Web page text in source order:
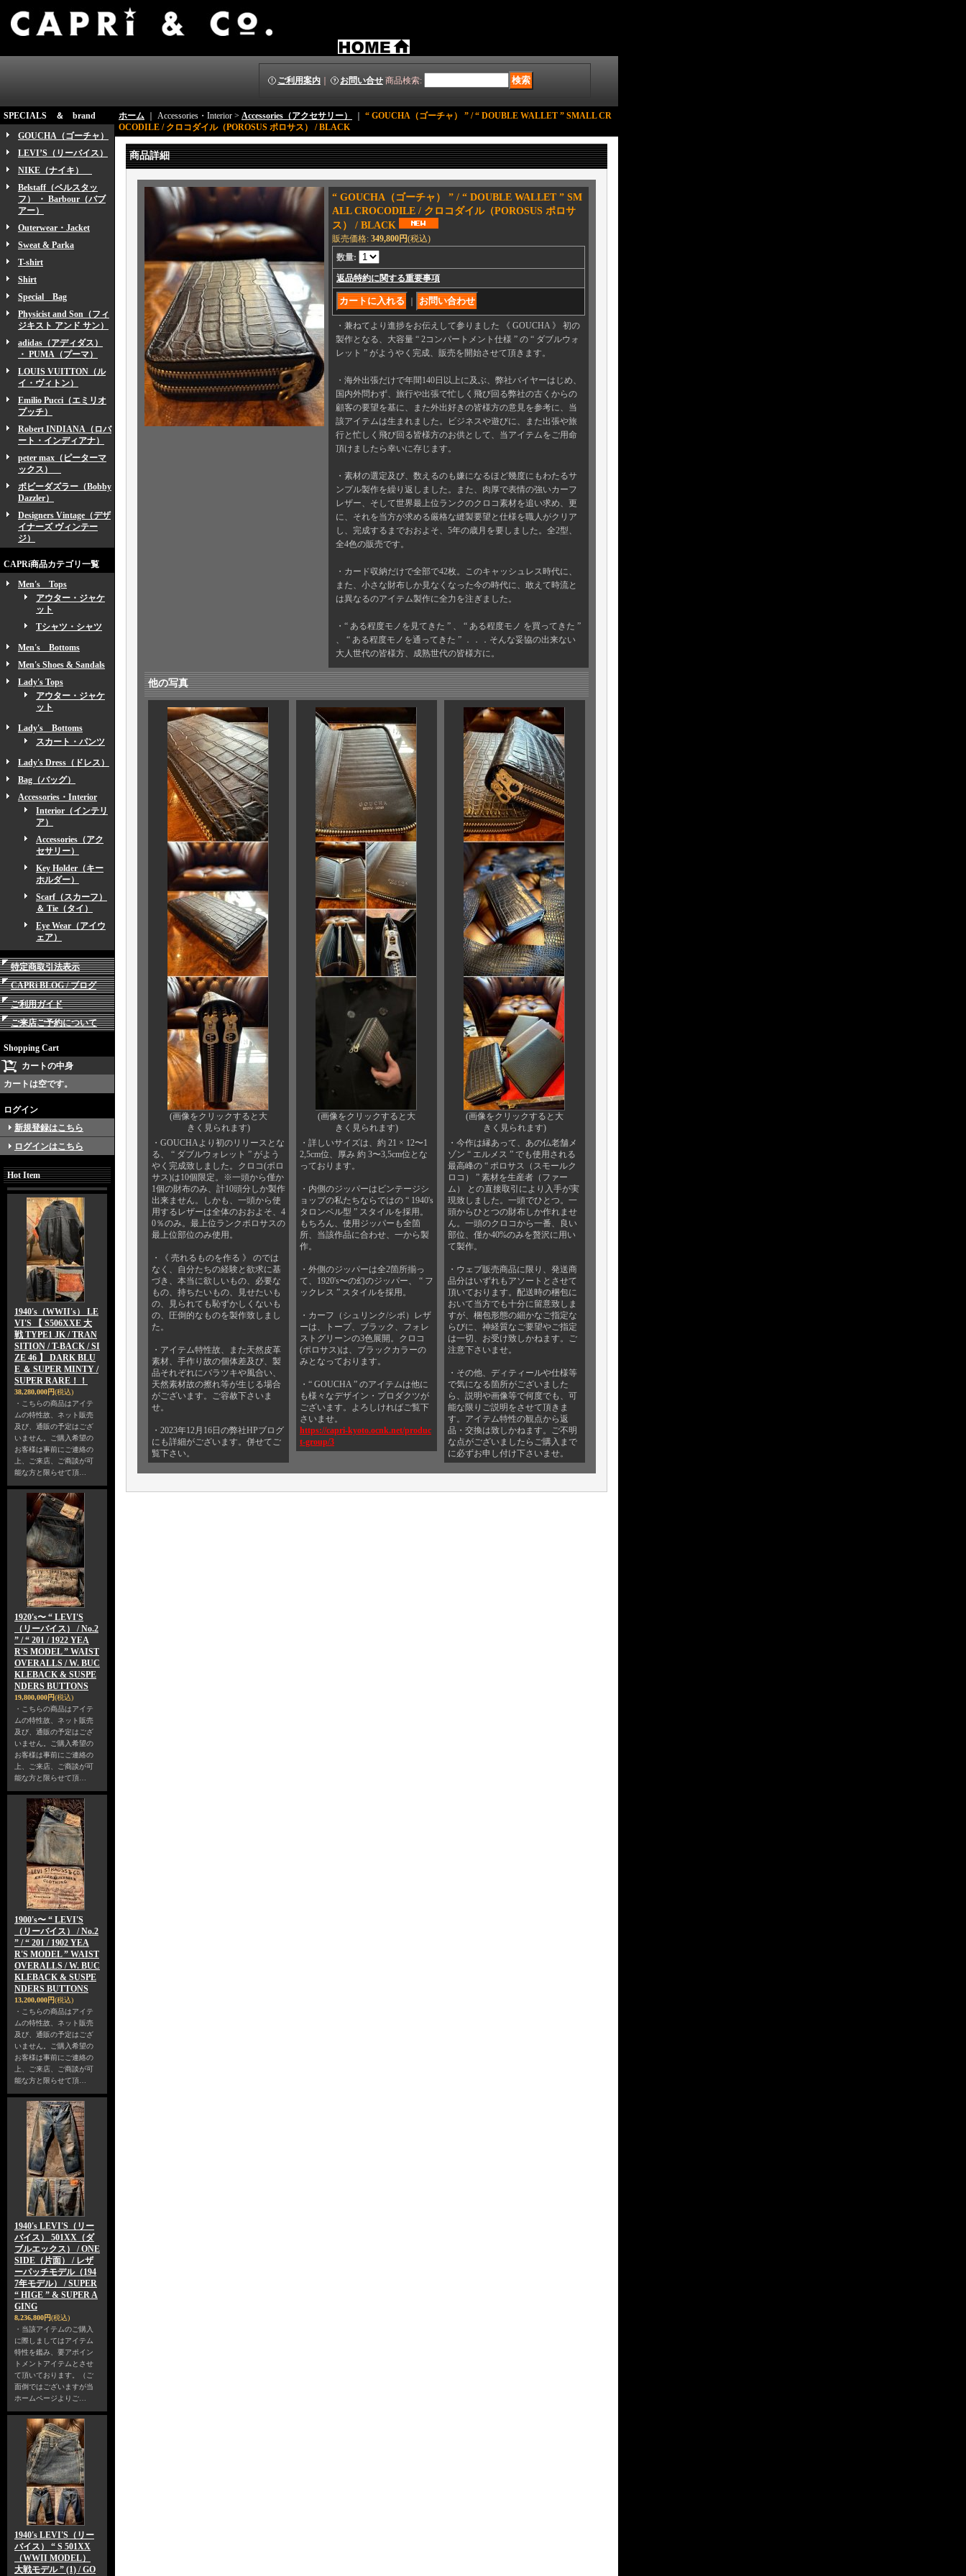
ご利用案内 お問い合せ 商品検索:
SPECIALS ＆ brand
GOUCHA（ゴーチャ）
LEVI’S（リーバイス）
NIKE（ナイキ）
Belstaff（ベルスタッ
フ） ・ Barbour（バブ
アー）
Outerwear・Jacket
Sweat & Parka
T-shirt
Shirt
Special Bag
Physicist and Son（フィ
ジキスト アンド サン）
adidas（アディダス）
・ PUMA（プーマ）
LOUIS VUITTON（ル
イ・ヴィトン）
Emilio Pucci（エミリオ
プッチ）
Robert INDIANA（ロバ
ート・インディアナ）
peter max（ピーターマ
ックス）
ボビーダズラー（Bobby
Dazzler）
Designers Vintage（デザ
イナーズ ヴィンテー
ジ）
CAPRi商品カテゴリ一覧
Men's Tops
アウター・ジャケ
ット
Tシャツ・シャツ
Men's Bottoms
Men's Shoes & Sandals
Lady's Tops
アウター・ジャケ
ット
Lady's Bottoms
スカート・パンツ
Lady's Dress（ドレス）
Bag（バッグ）
Accessories・Interior
Interior（インテリ
ア）
Accessories（アク
セサリー）
Key Holder（キー
ホルダー）
Scarf（スカーフ）
＆ Tie（タイ）
Eye Wear（アイウ
ェア）
特定商取引法表示
CAPRi BLOG / ブログ
ご利用ガイド
ご来店ご予約について
Shopping Cart
カートの中身
カートは空です。
ログイン
新規登録はこちら
ログインはこちら
Hot Item
1940's（WWII's） LE
VI'S 【 S506XXE 大
戦 TYPE1 JK / TRAN
SITION / T-BACK / SI
ZE 46 】 DARK BLU
E ＆ SUPER MINTY /
SUPER RARE！！
38,280,000円(税込)
・こちらの商品はアイテ
ムの特性故、ネット販売
及び、通販の予定はござ
いません。ご購入希望の
お客様は事前にご連絡の
上、ご来店、ご商談が可
能な方と限らせて頂…
1920's〜 “ LEVI'S
（リーバイス） / No.2
” / “ 201 / 1922 YEA
R'S MODEL ” WAIST
OVERALLS / W. BUC
KLEBACK & SUSPE
NDERS BUTTONS
19,800,000円(税込)
・こちらの商品はアイテ
ムの特性故、ネット販売
及び、通販の予定はござ
いません。ご購入希望の
お客様は事前にご連絡の
上、ご来店、ご商談が可
能な方と限らせて頂…
1900's〜 “ LEVI'S
（リーバイス） / No.2
” / “ 201 / 1902 YEA
R'S MODEL ” WAIST
OVERALLS / W. BUC
KLEBACK & SUSPE
NDERS BUTTONS
13,200,000円(税込)
・こちらの商品はアイテ
ムの特性故、ネット販売
及び、通販の予定はござ
いません。ご購入希望の
お客様は事前にご連絡の
上、ご来店、ご商談が可
能な方と限らせて頂…
1940's LEVI'S（リー
バイス） 501XX（ダ
ブルエックス） / ONE
SIDE（片面） / レザ
ーパッチモデル（194
7年モデル） / SUPER
“ HIGE ” & SUPER A
GING
8,236,800円(税込)
・当該アイテムのご購入
に際しましてはアイテム
特性を鑑み、要アポイン
トメントアイテムとさせ
て頂いております。（ご
面倒ではございますが当
ホームページよりご…
1940's LEVI'S（リー
バイス） “ S 501XX
（WWII MODEL）
大戦モデル ” (1) / GO
ホーム ｜ Accessories・Interior > Accessories（アクセサリー）
“ GOUCHA（ゴーチャ） ” / “ DOUBLE WALLET ” SMALL CR
OCODILE / クロコダイル（POROSUS ポロサス） / BLACK
商品詳細
“ GOUCHA（ゴーチャ） ” / “ DOUBLE WALLET ” SM
ALL CROCODILE / クロコダイル（POROSUS ポロサ
ス） / BLACK
販売価格: 349,800円(税込)
数量:
返品特約に関する重要事項
・兼ねてより進捗をお伝えして参りました 《 GOUCHA 》 初の
製作となる、大容量 “ 2コンパートメント仕様 ” の “ ダブルウォ
レット ” がようやく完成、販売を開始させて頂きます。
・海外出張だけで年間140日以上に及ぶ、弊社バイヤーはじめ、
国内外問わず、旅行や出張で忙しく飛び回る弊社の古くからの
顧客の要望を基に、また外出好きの皆様方の意見を参考に、当
該アイテムは生まれました。ビジネスや遊びに、また出張や旅
行と忙しく飛び回る皆様方のお供として、当アイテムをご用命
頂けましたら幸いに存じます。
・素材の選定及び、数えるのも嫌になるほど幾度にもわたるサ
ンプル製作を繰り返しました。また、肉厚で表情の強いカーフ
レザー、そして世界最上位ランクのクロコ素材を追い求め、更
に、それを当方が求める厳格な縫製要望と仕様を職人がクリア
し、完成するまでおおよそ、5年の歳月を要しました。全2型、
全4色の販売です。
・カード収納だけで全部で42枚。このキャッシュレス時代に、
また、小さな財布しか見なくなった今の時代に、敢えて時流と
は異なるのアイテム製作に全力を注ぎました。
・“ ある程度モノを見てきた ” 、 “ ある程度モノ を買ってきた ”
、 “ ある程度モノを通ってきた ” ．．．そんな妥協の出来ない
大人世代の皆様方、成熟世代の皆様方に。
他の写真
(画像をクリックすると大
きく見られます)
・GOUCHAより初のリリースとな
る、 “ ダブルウォレット ” がよう
やく完成致しました。クロコ(ポロ
サス)は10個限定。※一頭から僅か
1個の財布のみ、計10頭分しか製作
出来ません。しかも、一頭から使
用するレザーは全体のおおよそ、4
0％のみ。最上位ランクポロサスの
最上位部位のみ使用。
・《 売れるものを作る 》 のでは
なく、自分たちの経験と欲求に基
づき、本当に欲しいもの、必要な
もの、持ちたいもの、見せたいも
の、見られても恥ずかしくないも
の、圧倒的なものを製作致しまし
た。
・アイテム特性故、また天然皮革
素材、手作り故の個体差及び、製
品それぞれにバラツキや風合い、
天然素材故の擦れ等が生じる場合
がございます。ご容赦下さいま
せ。
・2023年12月16日の弊社HPブログ
にも詳細がございます。併せてご
覧下さい。
(画像をクリックすると大
きく見られます)
・詳しいサイズは、約 21 × 12〜1
2,5cm位、厚み 約 3〜3,5cm位とな
っております。
・内側のジッパーはビンテージシ
ョップの私たちならではの “ 1940's
タロンベル型 ” スタイルを採用。
もちろん、使用ジッパーも全箇
所、当該作品に合わせ、一から製
作。
・外側のジッパーは全2箇所揃っ
て、1920's〜の幻のジッパー、 “ フ
ックレス ” スタイルを採用。
・カーフ（シュリンク/シボ）レザ
ーは、トープ、ブラック、フォレ
ストグリーンの3色展開。クロコ
(ポロサス)は、ブラックカラーの
みとなっております。
・“ GOUCHA ” のアイテムは他に
も様々なデザイン・プロダクツが
ございます。よろしければご覧下
さいませ。
https://capri-kyoto.ocnk.net/produc
t-group/3
(画像をクリックすると大
きく見られます)
・今作は縁あって、あの仏老舗メ
ゾン “ エルメス ” でも使用される
最高峰の “ ポロサス（スモールク
ロコ） ” 素材を生産者（ファー
ム） との直接取引により入手が実
現致しました。一頭でひとつ。一
頭からひとつの財布しか作れませ
ん。一頭のクロコから一番、良い
部位、僅か40%のみを贅沢に用い
て製作。
・ウェブ販売商品に限り、発送商
品分はいずれもアソートとさせて
頂いております。配送時の梱包に
おいて当方でも十分に留意致しま
すが、梱包形態の細かなご指定な
らびに、神経質なご要望やご指定
は一切、お受け致しかねます。ご
注意下さいませ。
・その他、ディティールや仕様等
で気になる箇所がございました
ら、説明や画像等で何度でも、可
能な限りご説明をさせて頂きま
す。アイテム特性の観点から返
品・交換は致しかねます。ご不明
な点がございましたらご購入まで
に必ずお申し付け下さいませ。